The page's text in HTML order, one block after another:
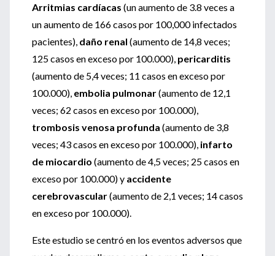
Arritmias cardíacas (un aumento de 3.8 veces a
un aumento de 166 casos por 100,000 infectados
pacientes), daño renal (aumento de 14,8 veces;
125 casos en exceso por 100.000), pericarditis
(aumento de 5,4 veces; 11 casos en exceso por
100.000), embolia pulmonar(aumento de 12,1
veces; 62 casos en exceso por 100.000),
trombosis venosa profunda (aumento de 3,8
veces; 43 casos en exceso por 100.000), infarto
de miocardio (aumento de 4,5 veces; 25 casos en
exceso por 100.000) y accidente
cerebrovascular(aumento de 2,1 veces; 14 casos
en exceso por 100.000).
Este estudio se centró en los eventos adversos que